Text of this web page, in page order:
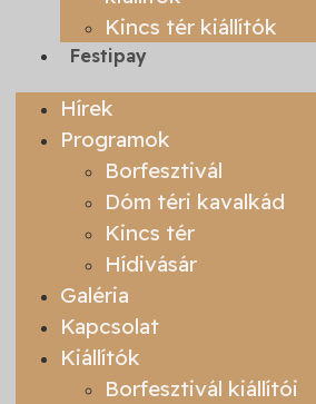
Kincs tér kiállítók
Festipay
Hírek
Programok
Borfesztivál
Dóm téri kavalkád
Kincs tér
Hídivásár
Galéria
Kapcsolat
Kiállítók
Borfesztivál kiállítói